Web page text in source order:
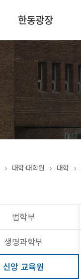
한동광장
대학·대학원 대학
법학부
생명과학부
신앙 교육원